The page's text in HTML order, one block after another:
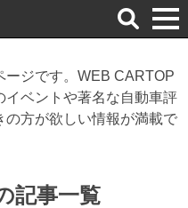
検
索
ージです。WEB CARTOP
イベントや著名な自動車評
の方が欲しい情報が満載で
記事一覧